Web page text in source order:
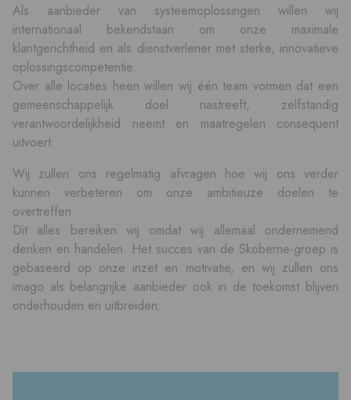
Als aanbieder van systeemoplossingen willen wij
internationaal bekendstaan om onze maximale
klantgerichtheid en als dienstverlener met sterke, innovatieve
oplossingscompetentie.
Over alle locaties heen willen wij één team vormen dat een
gemeenschappelijk doel nastreeft, zelfstandig
verantwoordelijkheid neemt en maatregelen consequent
uitvoert.
Wij zullen ons regelmatig afvragen hoe wij ons verder
kunnen verbeteren om onze ambitieuze doelen te
overtreffen.
Dit alles bereiken wij omdat wij allemaal ondernemend
denken en handelen. Het succes van de Skoberne-groep is
gebaseerd op onze inzet en motivatie, en wij zullen ons
imago als belangrijke aanbieder ook in de toekomst blijven
onderhouden en uitbreiden.